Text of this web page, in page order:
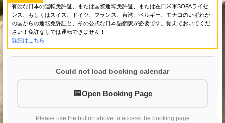
有効な日本の運転免許証、または国際運転免許証、または在日米軍SOFAライセ
ンス、もしくはスイス、ドイツ、フランス、台湾、ベルギー、モナコのいずれか
の国からの運転免許証と、その公式な日本語翻訳が必要です。覚えておいてくだ
さい！免許なしでは運転できません！
詳細はこちら
Could not load booking calendar
Open Booking Page
Please use the button above to access the booking page